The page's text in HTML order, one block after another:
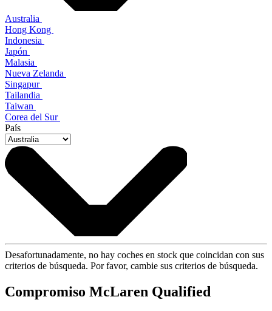
Australia
Hong Kong
Indonesia
Japón
Malasia
Nueva Zelanda
Singapur
Tailandia
Taiwan
Corea del Sur
País
Desafortunadamente, no hay coches en stock que coincidan con sus
criterios de búsqueda. Por favor, cambie sus criterios de búsqueda.
Compromiso McLaren Qualified